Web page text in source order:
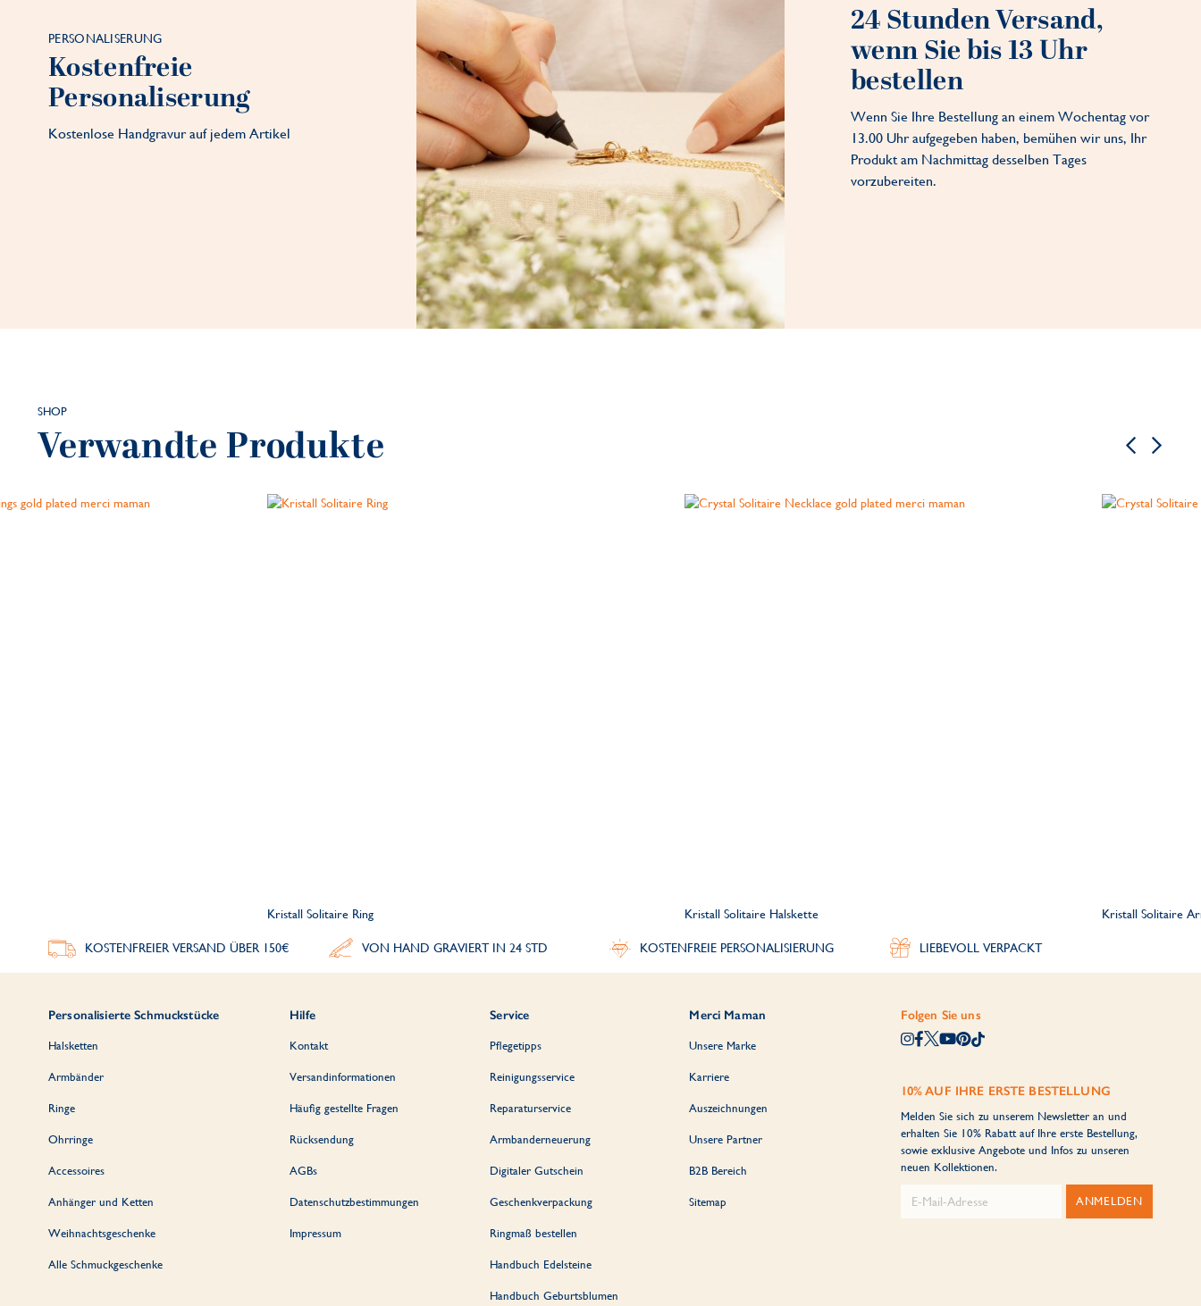
PERSONALISERUNG
Kostenfreie
Personaliserung
Kostenlose Handgravur auf jedem Artikel
24 Stunden Versand,
wenn Sie bis 13 Uhr
bestellen
Wenn Sie Ihre Bestellung an einem Wochentag vor
13.00 Uhr aufgegeben haben, bemühen wir uns, Ihr
Produkt am Nachmittag desselben Tages
vorzubereiten.
SHOP
Verwandte Produkte
Kristall Solitaire Ring Kristall Solitaire Halskette Kristall Solitaire
KOSTENFREIER VERSAND ÜBER 150€ VON HAND GRAVIERT IN 24 STD KOSTENFREIE PERSONALISIERUNG LIEBEVOLL VERPACKT
Personalisierte Schmuckstücke
Halsketten
Armbänder
Ringe
Ohrringe
Accessoires
Anhänger und Ketten
Weihnachtsgeschenke
Alle Schmuckgeschenke
Hilfe
Kontakt
Versandinformationen
Häufig gestellte Fragen
Rücksendung
AGBs
Datenschutzbestimmungen
Impressum
Service
Pflegetipps
Reinigungsservice
Reparaturservice
Armbanderneuerung
Digitaler Gutschein
Geschenkverpackung
Ringmaß bestellen
Handbuch Edelsteine
Handbuch Geburtsblumen
Merci Maman
Unsere Marke
Karriere
Auszeichnungen
Unsere Partner
B2B Bereich
Sitemap
Folgen Sie uns
10% AUF IHRE ERSTE BESTELLUNG
Melden Sie sich zu unserem Newsletter an und
erhalten Sie 10% Rabatt auf Ihre erste Bestellung,
sowie exklusive Angebote und Infos zu unseren
neuen Kollektionen.
ANMELDEN